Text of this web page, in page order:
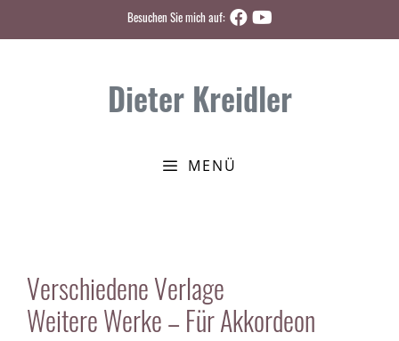
Besuchen Sie mich auf:
Dieter Kreidler
MENÜ
Verschiedene Verlage
Weitere Werke – Für Akkordeon